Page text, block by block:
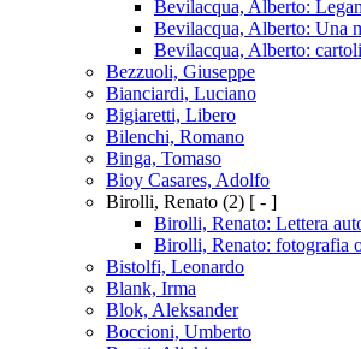
Bevilacqua, Alberto:
Bevilacqua, Alberto: Una
Bevilacqua, Alberto:
Bezzuoli, Giuseppe
Bianciardi, Luciano
Bigiaretti, Libero
Bilenchi, Romano
Binga, Tomaso
Bioy Casares, Adolfo
Birolli, Renato (2) [ - ]
Birolli, Renato: Lettera
Birolli, Renato: fotografia
Bistolfi, Leonardo
Blank, Irma
Blok, Aleksander
Boccioni, Umberto